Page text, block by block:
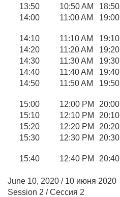
13:50
10:50 AM 18:50
14:00
11:00 AM 19:00
14:10 11:10 AM 19:10
14:20
11:20 AM 19:20
14:30
11:30 AM 19:30
14:40
11:40 AM 19:40
14:50
11:50 AM 19:50
15:00 12:00 PM 20:00
15:10
12:10 PM 20:10
15:20
12:20 PM 20:20
15:30
12:30 PM 20:30
15:40
12:40 PM 20:40
June 10, 2020 / 10 июня 2020
Session 2 / Сессия 2